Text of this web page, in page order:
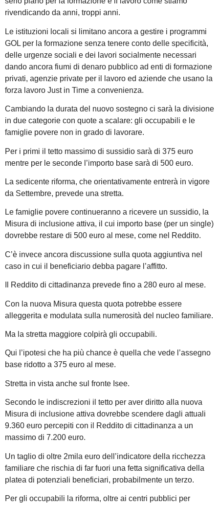
rivendicando da anni, troppi anni.
Le istituzioni locali si limitano ancora a gestire i programmi
GOL per la formazione senza tenere conto delle specificità,
delle urgenze sociali e dei lavori socialmente necessari
dando ancora fiumi di denaro pubblico ad enti di formazione
privati, agenzie private per il lavoro ed aziende che usano la
forza lavoro Just in Time a convenienza.
Cambiando la durata del nuovo sostegno ci sarà la divisione
in due categorie con quote a scalare: gli occupabili e le
famiglie povere non in grado di lavorare.
Per i primi il tetto massimo di sussidio sarà di 375 euro
mentre per le seconde l’importo base sarà di 500 euro.
La sedicente riforma, che orientativamente entrerà in vigore
da Settembre, prevede una stretta.
Le famiglie povere continueranno a ricevere un sussidio, la
Misura di inclusione attiva, il cui importo base (per un single)
dovrebbe restare di 500 euro al mese, come nel Reddito.
C’è invece ancora discussione sulla quota aggiuntiva nel
caso in cui il beneficiario debba pagare l’affitto.
Il Reddito di cittadinanza prevede fino a 280 euro al mese.
Con la nuova Misura questa quota potrebbe essere
alleggerita e modulata sulla numerosità del nucleo familiare.
Ma la stretta maggiore colpirà gli occupabili.
Qui l’ipotesi che ha più chance è quella che vede l’assegno
base ridotto a 375 euro al mese.
Stretta in vista anche sul fronte Isee.
Secondo le indiscrezioni il tetto per aver diritto alla nuova
Misura di inclusione attiva dovrebbe scendere dagli attuali
9.360 euro percepiti con il Reddito di cittadinanza a un
massimo di 7.200 euro.
Un taglio di oltre 2mila euro dell’indicatore della ricchezza
familiare che rischia di far fuori una fetta significativa della
platea di potenziali beneficiari, probabilmente un terzo.
Per gli occupabili la riforma, oltre ai centri pubblici per